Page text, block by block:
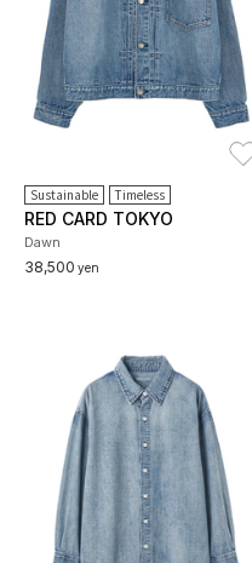
Sustainable Timeless
RED CARD TOKYO
Dawn
38,500 yen